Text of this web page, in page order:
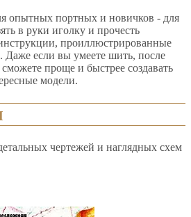
опытных портных и новичков - для
в руки иголку и прочесть
проиллюстрированные
если вы умеете шить, после
проще и быстрее создавать
модели.
чертежей и наглядных схем